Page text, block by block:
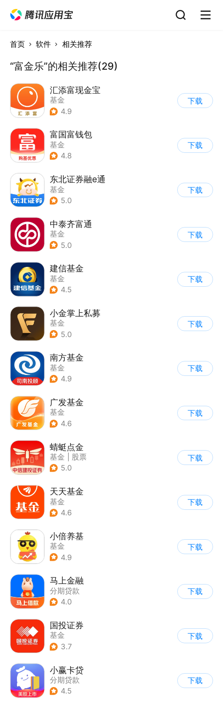
首页 软件 相关推荐
“富金乐”的相关推荐(29)
汇添富现金宝
基金
4.9
下载
富国富钱包
基金
4.8
下载
东北证券融e通
基金
5.0
下载
中泰齐富通
基金
5.0
下载
建信基金
基金
4.5
下载
小金掌上私募
基金
5.0
下载
南方基金
基金
4.9
下载
广发基金
基金
4.6
下载
蜻蜓点金
基金
股票
5.0
下载
天天基金
基金
4.6
下载
小倍养基
基金
4.9
下载
马上金融
分期贷款
4.0
下载
国投证券
基金
3.7
下载
小赢卡贷
分期贷款
4.5
下载